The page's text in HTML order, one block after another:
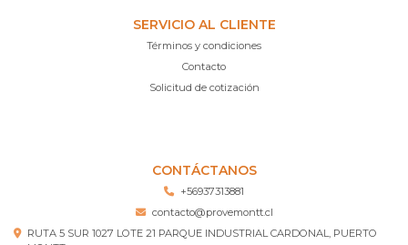
SERVICIO AL CLIENTE
Términos y condiciones
Contacto
Solicitud de cotización
CONTÁCTANOS
+56937313881
contacto@provemontt.cl
RUTA 5 SUR 1027 LOTE 21 PARQUE INDUSTRIAL CARDONAL, PUERTO